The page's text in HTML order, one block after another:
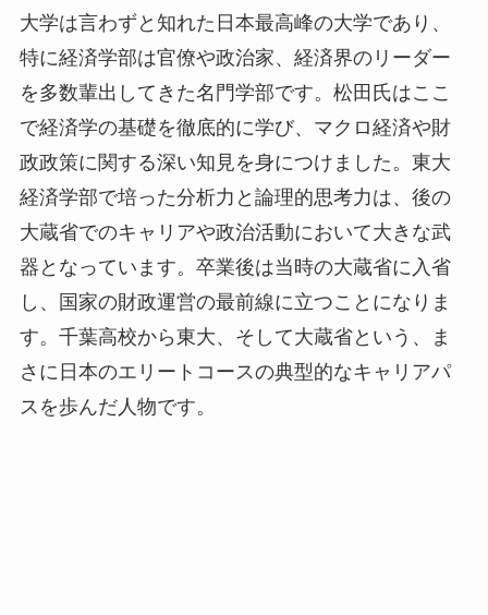
大学は言わずと知れた日本最高峰の大学であり、
特に経済学部は官僚や政治家、経済界のリーダー
を多数輩出してきた名門学部です。松田氏はここ
で経済学の基礎を徹底的に学び、マクロ経済や財
政政策に関する深い知見を身につけました。東大
経済学部で培った分析力と論理的思考力は、後の
大蔵省でのキャリアや政治活動において大きな武
器となっています。卒業後は当時の大蔵省に入省
し、国家の財政運営の最前線に立つことになりま
す。千葉高校から東大、そして大蔵省という、ま
さに日本のエリートコースの典型的なキャリアパ
スを歩んだ人物です。